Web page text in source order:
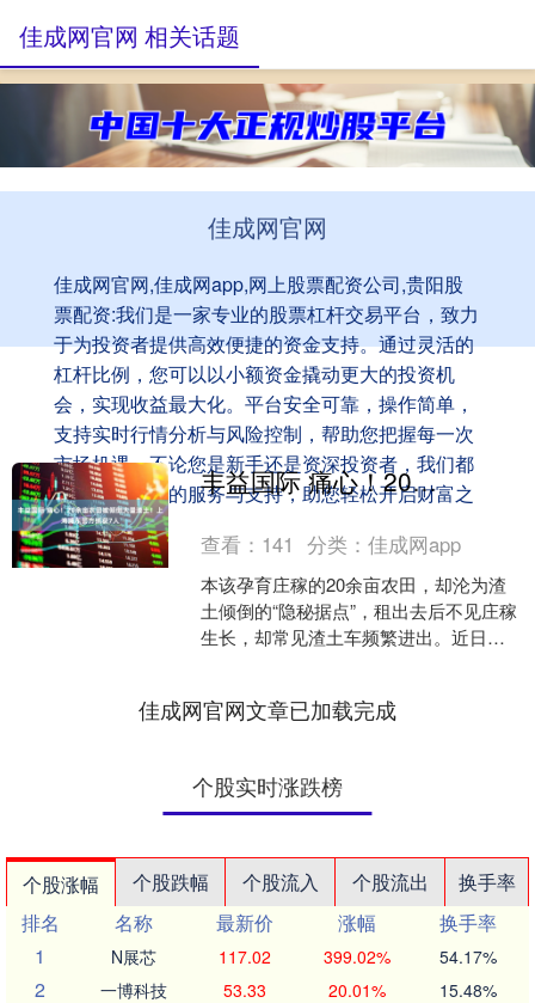
佳成网官网
佳成网官网,佳成网app,网上股票配资公司,贵阳股
票配资:我们是一家专业的股票杠杆交易平台，致力
于为投资者提供高效便捷的资金支持。通过灵活的
杠杆比例，您可以以小额资金撬动更大的投资机
会，实现收益最大化。平台安全可靠，操作简单，
支持实时行情分析与风险控制，帮助您把握每一次
市场机遇。不论您是新手还是资深投资者，我们都
为您提供专业的服务与支持，助您轻松开启财富之
旅。
佳成网官网 相关话题
丰益国际 痛心！20余亩农田被倾倒大量渣土！上海浦东警方抓获7人
查看： 141 分类：佳成网app
本该孕育庄稼的20余亩农田，却沦为渣
土倾倒的“隐秘据点”，租出去后不见庄稼
生长，却常见渣土车频繁进出。近日，
佳成网官网文章已加载完成
个股实时涨跌榜
个股涨幅 个股跌幅 个股流入 个股流出
换手率
排名
名称 最新价 涨幅
换手率
1
N展芯 117.02 399.02% 54.17%
2 一博科技 53.33 20.01% 15.48%